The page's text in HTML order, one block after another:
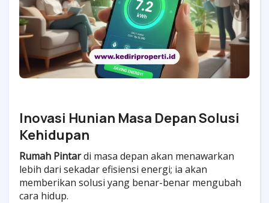
Inovasi Hunian Masa Depan Solusi
Kehidupan
Rumah Pintardi masa depan akan menawarkan
lebih dari sekadar efisiensi energi; ia akan
memberikan solusi yang benar-benar mengubah
cara hidup.